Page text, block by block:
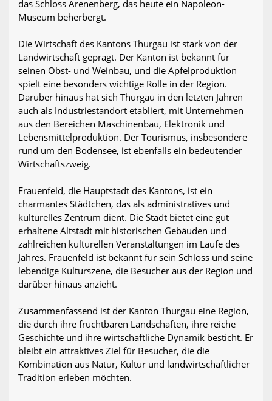
das Schloss Arenenberg, das heute ein Napoleon-
Museum beherbergt.
Die Wirtschaft des Kantons Thurgau ist stark von der
Landwirtschaft geprägt. Der Kanton ist bekannt für
seinen Obst- und Weinbau, und die Apfelproduktion
spielt eine besonders wichtige Rolle in der Region.
Darüber hinaus hat sich Thurgau in den letzten Jahren
auch als Industriestandort etabliert, mit Unternehmen
aus den Bereichen Maschinenbau, Elektronik und
Lebensmittelproduktion. Der Tourismus, insbesondere
rund um den Bodensee, ist ebenfalls ein bedeutender
Wirtschaftszweig.
Frauenfeld, die Hauptstadt des Kantons, ist ein
charmantes Städtchen, das als administratives und
kulturelles Zentrum dient. Die Stadt bietet eine gut
erhaltene Altstadt mit historischen Gebäuden und
zahlreichen kulturellen Veranstaltungen im Laufe des
Jahres. Frauenfeld ist bekannt für sein Schloss und seine
lebendige Kulturszene, die Besucher aus der Region und
darüber hinaus anzieht.
Zusammenfassend ist der Kanton Thurgau eine Region,
die durch ihre fruchtbaren Landschaften, ihre reiche
Geschichte und ihre wirtschaftliche Dynamik besticht. Er
bleibt ein attraktives Ziel für Besucher, die die
Kombination aus Natur, Kultur und landwirtschaftlicher
Tradition erleben möchten.